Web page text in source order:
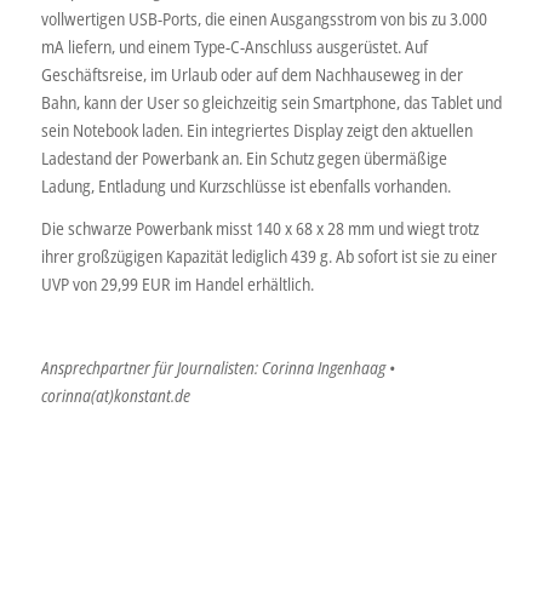
vollwertigen USB-Ports, die einen Ausgangsstrom von bis zu 3.000
mA liefern, und einem Type-C-Anschluss ausgerüstet. Auf
Geschäftsreise, im Urlaub oder auf dem Nachhauseweg in der
Bahn, kann der User so gleichzeitig sein Smartphone, das Tablet und
sein Notebook laden. Ein integriertes Display zeigt den aktuellen
Ladestand der Powerbank an. Ein Schutz gegen übermäßige
Ladung, Entladung und Kurzschlüsse ist ebenfalls vorhanden.
Die schwarze Powerbank misst 140 x 68 x 28 mm und wiegt trotz
ihrer großzügigen Kapazität lediglich 439 g. Ab sofort ist sie zu einer
UVP von 29,99 EUR im Handel erhältlich.
Ansprechpartner für Journalisten: Corinna Ingenhaag •
corinna(at)konstant.de